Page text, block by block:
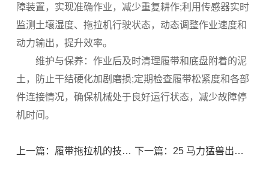
障装置，实现准确作业，减少重复耕作;利用传感器实时
监测土壤湿度、拖拉机行驶状态，动态调整作业速度和
动力输出，提升效率。
维护与保养：作业后及时清理履带和底盘附着的泥
土，防止干结硬化加剧磨损;定期检查履带松紧度和各部
件连接情况，确保机械处于良好运行状态，减少故障停
机时间。
上一篇：履带拖拉机的技术特点 下一篇：25 马力猛兽出笼!华晖旱地旋耕机 1 小时 = 3 亩硬土变沃田​